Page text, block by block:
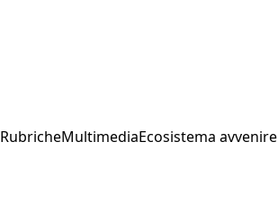
RubricheMultimediaEcosistema avvenire